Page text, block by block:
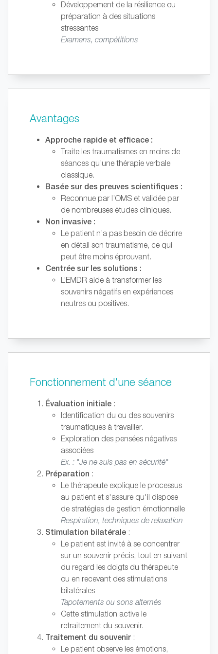
Développement de la résilience ou
préparation à des situations
stressantes
Examens, compétitions
Avantages
Approche rapide et efficace :
Traite les traumatismes en moins de
séances qu’une thérapie verbale
classique.
Basée sur des preuves scientifiques :
Reconnue par l’OMS et validée par
de nombreuses études cliniques.
Non invasive :
Le patient n’a pas besoin de décrire
en détail son traumatisme, ce qui
peut être moins éprouvant.
Centrée sur les solutions :
L’EMDR aide à transformer les
souvenirs négatifs en expériences
neutres ou positives.
Fonctionnement d'une séance
Évaluation initiale :
Identification du ou des souvenirs
traumatiques à travailler.
Exploration des pensées négatives
associées
Ex. : "Je ne suis pas en sécurité"
Préparation :
Le thérapeute explique le processus
au patient et s'assure qu'il dispose
de stratégies de gestion émotionnelle
Respiration, techniques de relaxation
Stimulation bilatérale :
Le patient est invité à se concentrer
sur un souvenir précis, tout en suivant
du regard les doigts du thérapeute
ou en recevant des stimulations
bilatérales
Tapotements ou sons alternés
Cette stimulation active le
retraitement du souvenir.
Traitement du souvenir :
Le patient observe les émotions,